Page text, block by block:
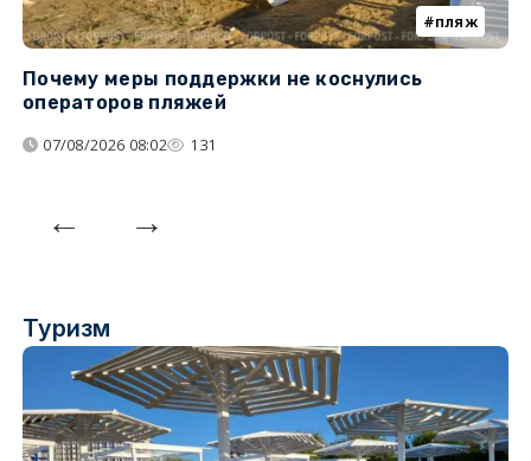
пляж
Почему меры поддержки не коснулись
операторов пляжей
07/08/2026 08:02 131
Туризм